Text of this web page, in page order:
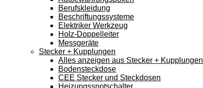
Berufskleidung
Beschriftungssysteme
Elektriker Werkzeug
Holz-Doppelleiter
Messgeräte
Stecker + Kupplungen
Alles anzeigen aus Stecker + Kupplungen
Bodensteckdose
CEE Stecker und Steckdosen
Heizungssnotschalter